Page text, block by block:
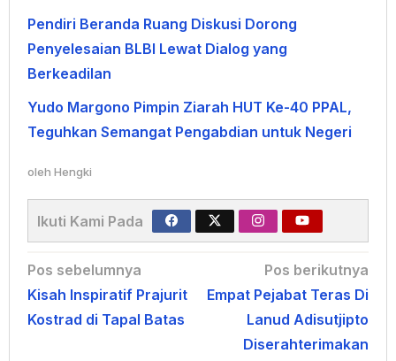
Pendiri Beranda Ruang Diskusi Dorong
Penyelesaian BLBI Lewat Dialog yang
Berkeadilan
Yudo Margono Pimpin Ziarah HUT Ke-40 PPAL,
Teguhkan Semangat Pengabdian untuk Negeri
oleh Hengki
Ikuti Kami Pada
Navigasi
pos
Pos sebelumnya
Kisah Inspiratif Prajurit
Kostrad di Tapal Batas
Pos berikutnya
Empat Pejabat Teras Di
Lanud Adisutjipto
Diserahterimakan